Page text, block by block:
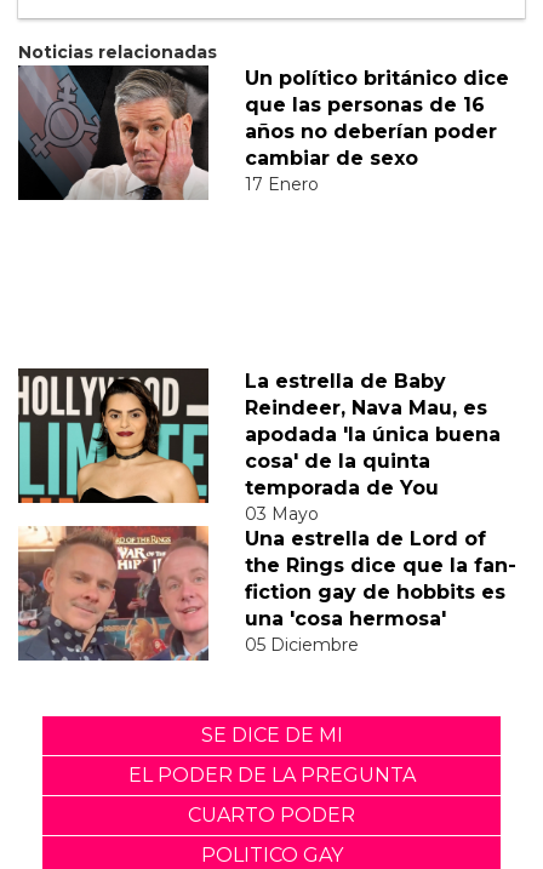
Noticias relacionadas
Un político británico dice
que las personas de 16
años no deberían poder
cambiar de sexo
17 Enero
La estrella de Baby
Reindeer, Nava Mau, es
apodada 'la única buena
cosa' de la quinta
temporada de You
03 Mayo
Una estrella de Lord of
the Rings dice que la fan-
fiction gay de hobbits es
una 'cosa hermosa'
05 Diciembre
SE DICE DE MI
EL PODER DE LA PREGUNTA
CUARTO PODER
POLITICO GAY